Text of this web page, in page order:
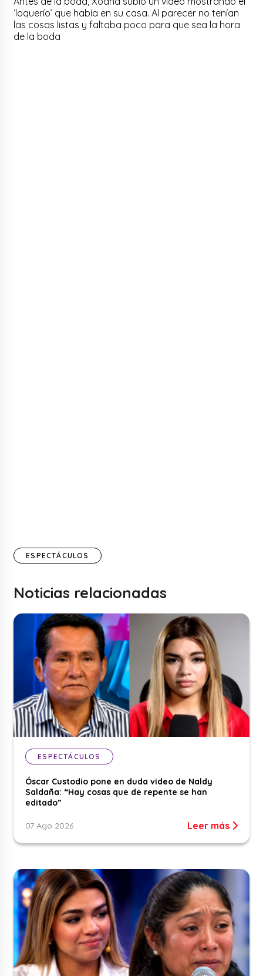
‘loquerío’ que había en su casa. Al parecer no tenían
las cosas listas y faltaba poco para que sea la hora
de la boda
ESPECTÁCULOS
Noticias relacionadas
ESPECTÁCULOS
Óscar Custodio pone en duda video de Naldy
Saldaña: “Hay cosas que de repente se han
editado”
07 Ago 2026 Leer más